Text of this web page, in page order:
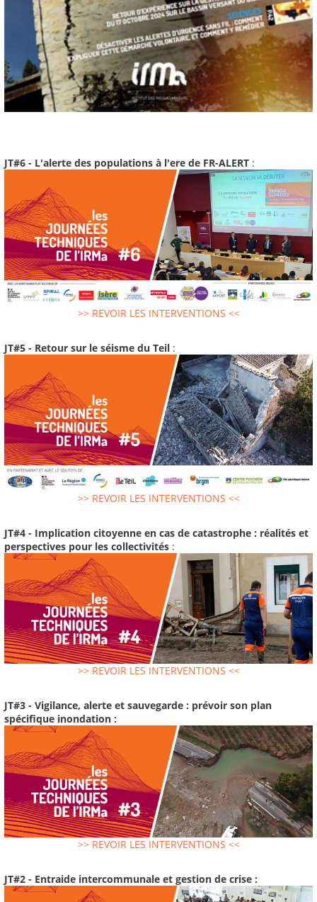
JT#6 - L'alerte des populations à l'ere de FR-ALERT :
>> REVOIR LES INTERVENTIONS <<
JT#5 - Retour sur le séisme du Teil :
>> REVOIR LES INTERVENTIONS <<
JT#4 - Implication citoyenne en cas de catastrophe : réalités et
perspectives pour les collectivités :
>> REVOIR LES INTERVENTIONS <<
JT#3 - Vigilance, alerte et sauvegarde : prévoir son plan
spécifique inondation :
>> REVOIR LES INTERVENTIONS <<
JT#2 - Entraide intercommunale et gestion de crise :